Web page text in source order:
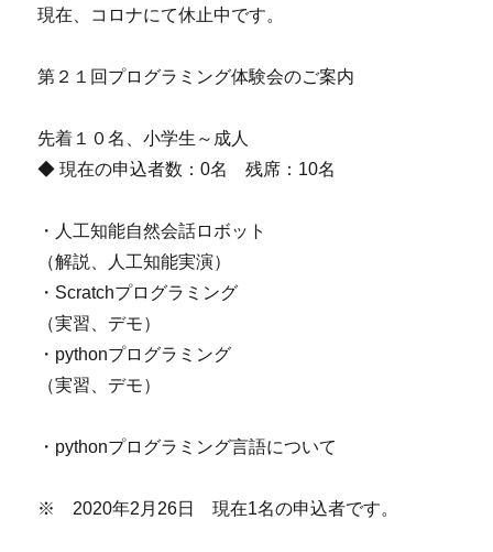
現在、コロナにて休止中です。
第２１回プログラミング体験会のご案内
先着１０名、小学生～成人
◆ 現在の申込者数：0名 残席：10名
・人工知能自然会話ロボット
（解説、人工知能実演）
・Scratchプログラミング
（実習、デモ）
・pythonプログラミング
（実習、デモ）
・pythonプログラミング言語について
※ 2020年2月26日 現在1名の申込者です。